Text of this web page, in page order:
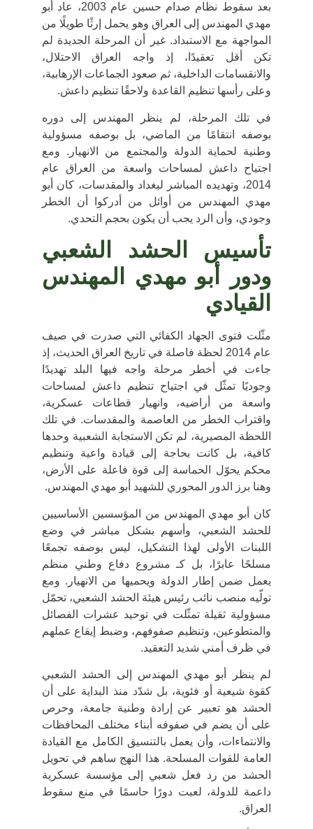
بعد سقوط نظام صدام حسين عام2003، عاد أبو
مهدي المهندس إلى العراق وهو يحمل إرثًا طويلًا من
المواجهة مع الاستبداد. غير أن المرحلة الجديدة لم
تكن أقل تعقيدًا، إذ واجه العراق الاحتلال،
والانقسامات الداخلية، ثم صعود الجماعات الإرهابية،
وعلى رأسها تنظيم القاعدة ولاحقًا تنظيم داعش.
في تلك المرحلة، لم ينظر المهندس إلى دوره
بوصفه انتقامًا من الماضي، بل بوصفه مسؤولية
وطنية لحماية الدولة والمجتمع من الانهيار. ومع
اجتياح داعش لمساحات واسعة من العراق عام
2014، وتهديده المباشر لبغداد والمقدسات، كان أبو
مهدي المهندس من أوائل من أدركوا أن الخطر
وجودي، وأن الرد يجب أن يكون بحجم التحدي.
تأسيس الحشد الشعبي
ودور أبو مهدي المهندس
القيادي
مثّلت فتوى الجهاد الكفائي التي صدرت في صيف
عام 2014 لحظة فاصلة في تاريخ العراق الحديث، إذ
جاءت في أخطر مرحلة واجه فيها البلد تهديدًا
وجوديًا تمثّل في اجتياح تنظيم داعش لمساحات
واسعة من أراضيه، وانهيار قطاعات عسكرية،
واقتراب الخطر من العاصمة والمقدسات. في تلك
اللحظة المصيرية، لم تكن الاستجابة الشعبية وحدها
كافية، بل كانت بحاجة إلى قيادة واعية وتنظيم
محكم يحوّل الحماسة إلى قوة فاعلة على الأرض،
وهنا برز الدور المحوري للشهيد أبو مهدي المهندس.
كان أبو مهدي المهندس من
المؤسسين الأساسيين
للحشد الشعبي، وأسهم بشكل مباشر في وضع
اللبنات الأولى لهذا التشكيل، ليس بوصفه تجمعًا
مسلحًا عابرًا، بل كـ مشروع دفاع وطني منظم
يعمل ضمن إطار الدولة ويحميها من الانهيار. ومع
تولّيه منصب نائب رئيس هيئة الحشد الشعبي، تحمّل
مسؤولية ثقيلة تمثّلت في توحيد عشرات الفصائل
والمتطوعين، وتنظيم صفوفهم، وضبط إيقاع عملهم
في ظرف أمني شديد التعقيد.
لم ينظر أبو مهدي المهندس إلى الحشد الشعبي
كقوة شيعية أو فئوية، بل شدّد منذ البداية على أن
الحشد هو تعبير عن إرادة وطنية جامعة، وحرص
على أن يضم في صفوفه أبناء مختلف المحافظات
والانتماءات، وأن يعمل بالتنسيق الكامل مع
القيادة
العامة للقوات المسلحة. هذا النهج ساهم في تحويل
الحشد من رد فعل شعبي إلى مؤسسة عسكرية
داعمة للدولة، لعبت دورًا حاسمًا في منع سقوط
العراق.